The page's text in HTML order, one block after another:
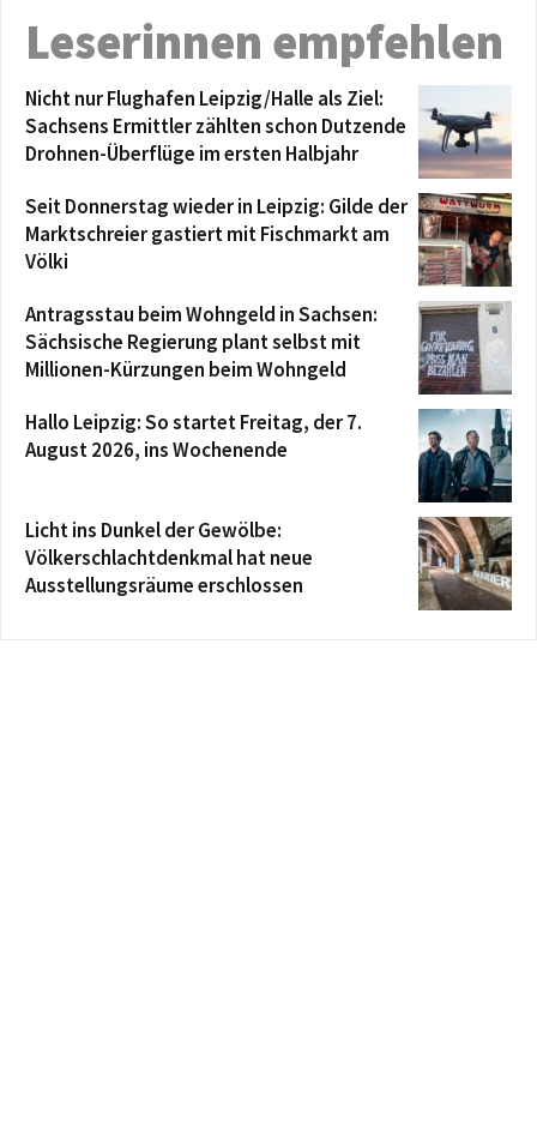
Leserinnen empfehlen
Nicht nur Flughafen Leipzig/Halle als Ziel:
Sachsens Ermittler zählten schon Dutzende
Drohnen-Überflüge im ersten Halbjahr
Seit Donnerstag wieder in Leipzig: Gilde der
Marktschreier gastiert mit Fischmarkt am
Völki
Antragsstau beim Wohngeld in Sachsen:
Sächsische Regierung plant selbst mit
Millionen-Kürzungen beim Wohngeld
Hallo Leipzig: So startet Freitag, der 7.
August 2026, ins Wochenende
Licht ins Dunkel der Gewölbe:
Völkerschlachtdenkmal hat neue
Ausstellungsräume erschlossen